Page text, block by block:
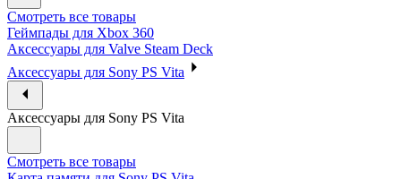
Смотреть все товары
Геймпады для Xbox 360
Аксессуары для Valve Steam Deck
Аксессуары для Sony PS Vita
Аксессуары для Sony PS Vita
Смотреть все товары